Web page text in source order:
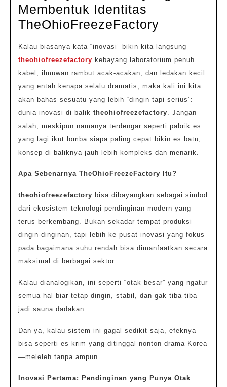
2026
Membentuk Identitas
TheOhioFreezeFactory
yang
Identitas
Kalau biasanya kata “inovasi” bikin kita langsung
theohiofreezefactory kebayang laboratorium penuh
kabel, ilmuwan rambut acak-acakan, dan ledakan kecil
yang entah kenapa selalu dramatis, maka kali ini kita
akan bahas sesuatu yang lebih “dingin tapi serius”:
dunia inovasi di balik theohiofreezefactory. Jangan
salah, meskipun namanya terdengar seperti pabrik es
yang lagi ikut lomba siapa paling cepat bikin es batu,
konsep di baliknya jauh lebih kompleks dan menarik.
Apa Sebenarnya TheOhioFreezeFactory Itu?
theohiofreezefactory bisa dibayangkan sebagai simbol
dari ekosistem teknologi pendinginan modern yang
terus berkembang. Bukan sekadar tempat produksi
dingin-dinginan, tapi lebih ke pusat inovasi yang fokus
pada bagaimana suhu rendah bisa dimanfaatkan secara
maksimal di berbagai sektor.
Kalau dianalogikan, ini seperti “otak besar” yang ngatur
semua hal biar tetap dingin, stabil, dan gak tiba-tiba
jadi sauna dadakan.
Dan ya, kalau sistem ini gagal sedikit saja, efeknya
bisa seperti es krim yang ditinggal nonton drama Korea
—meleleh tanpa ampun.
Inovasi Pertama: Pendinginan yang Punya Otak